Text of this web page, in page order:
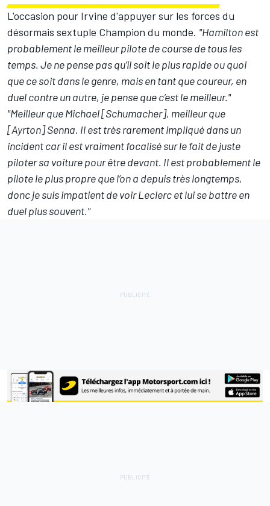
L'occasion pour Irvine d'appuyer sur les forces du
désormais sextuple Champion du monde. "Hamilton est
probablement le meilleur pilote de course de tous les
temps. Je ne pense pas qu’il soit le plus rapide ou quoi
que ce soit dans le genre, mais en tant que coureur, en
duel contre un autre, je pense que c’est le meilleur."
"Meilleur que Michael [Schumacher], meilleur que
[Ayrton] Senna. Il est très rarement impliqué dans un
incident car il est vraiment focalisé sur le fait de juste
piloter sa voiture pour être devant. Il est probablement le
pilote le plus propre que l’on a depuis très longtemps,
donc je suis impatient de voir Leclerc et lui se battre en
duel plus souvent."